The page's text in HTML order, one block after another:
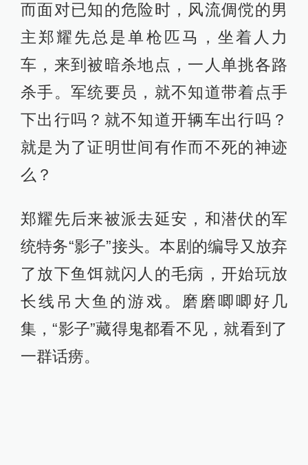
而面对已知的危险时，风流倜傥的男
主郑耀先总是单枪匹马，坐着人力
车，来到被暗杀地点，一人单挑各路
杀手。军统要员，就不知道带着点手
下出行吗？就不知道开辆车出行吗？
就是为了证明世间有作而不死的神迹
么？
郑耀先后来被派去延安，和潜伏的军
统特务“影子”接头。本剧的编导又放弃
了放下鱼饵就闪人的毛病，开始玩放
长线吊大鱼的游戏。磨磨唧唧好几
集，“影子”藏得鬼都看不见，就看到了
一群话痨。